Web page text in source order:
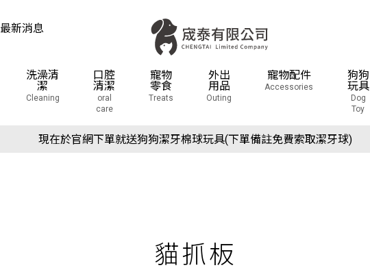
最新消息
洗澡清
潔
Cleaning
口腔
清潔
oral
care
寵物
零食
Treats
外出
用品
Outing
寵物配件
Accessories
狗狗
玩具
Dog
Toy
現在於官網下單就送狗狗潔牙棉球玩具(下單備註免費索取潔牙球)
貓抓板